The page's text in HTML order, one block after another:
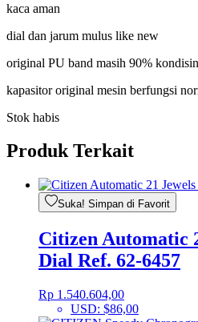
kaca aman
dial dan jarum mulus like new
original PU band masih 90%
kapasitor original mesin berfungsi
Stok habis
Produk Terkait
Suka! Simpan di Favorit
Citizen Automatic
Dial Ref. 62-6457
Rp 1.540.604,00
USD: $86,00